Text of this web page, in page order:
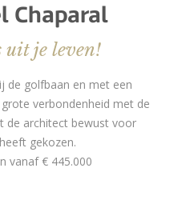
Chaparal
uit je leven!
de golfbaan en met een
verbondenheid met de
de architect bewust voor
gekozen.
vanaf € 445.000